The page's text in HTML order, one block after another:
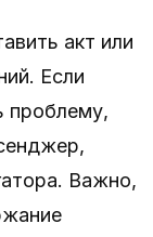
акт или
Если
проблему,
Важно,